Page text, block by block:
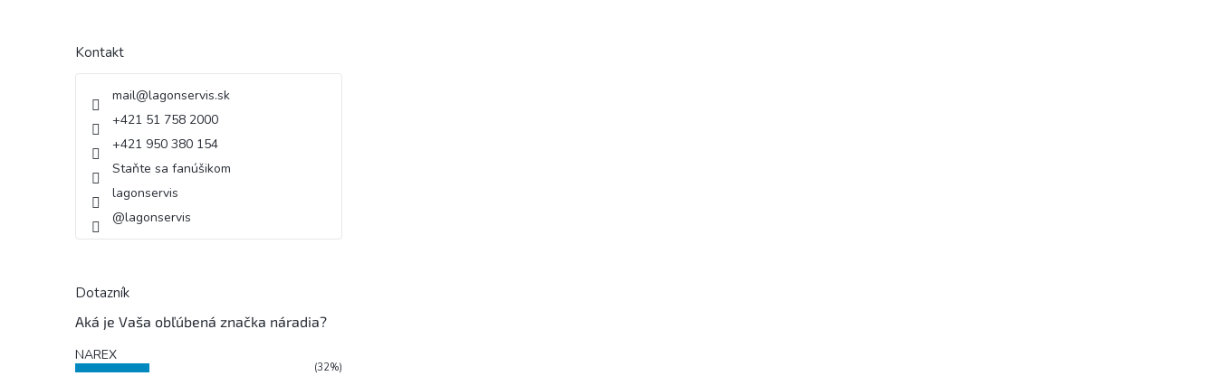
Kontakt
mail@lagonservis.sk
+421 51 758 2000
+421 950 380 154
Staňte sa fanúšikom
lagonservis
@lagonservis
Dotazník
Aká je Vaša obľúbená značka náradia?
NAREX
(32%)